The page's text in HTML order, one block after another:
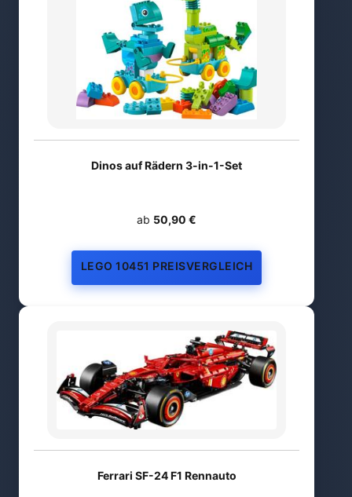
Dinos auf Rädern 3-in-1-Set
ab 50,90 €
LEGO 10451 PREISVERGLEICH
Ferrari SF-24 F1 Rennauto